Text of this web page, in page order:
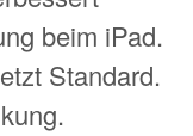
beim iPad.
Standard.